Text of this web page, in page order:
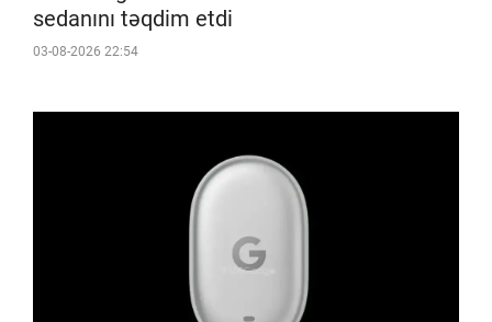
sedanını təqdim etdi
03-08-2026 22:54